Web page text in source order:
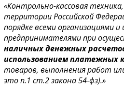
«Контрольно-кассовая
территории Российской
порядке всеми организациями
предпринимателями при
наличных денежных
использованием платежных
товаров, выполнения работ или
это п.1 ст.2 закона 54-фз).»